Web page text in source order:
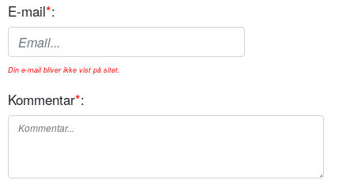
E-mail*:
Din e-mail bliver ikke vist på sitet.
Kommentar*: